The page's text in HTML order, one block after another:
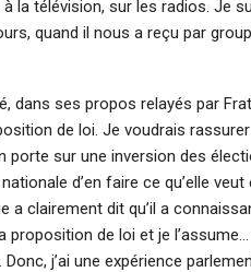
la télévision, sur les radios. Je
quand il nous a reçu par
dans ses propos relayés par
de loi. Je voudrais
porte sur une inversion des
d’en faire ce qu’elle
a clairement dit qu’il a
proposition de loi et je
j’ai une expérience